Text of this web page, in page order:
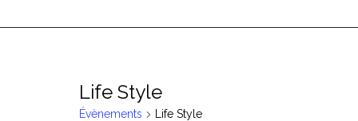
Life Style
Évènements Life Style